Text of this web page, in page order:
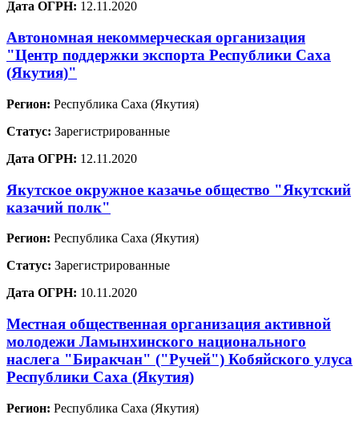
Дата ОГРН: 12.11.2020
Автономная некоммерческая организация
"Центр поддержки экспорта Республики Саха
(Якутия)"
Регион: Республика Саха (Якутия)
Статус: Зарегистрированные
Дата ОГРН: 12.11.2020
Якутское окружное казачье общество "Якутский
казачий полк"
Регион: Республика Саха (Якутия)
Статус: Зарегистрированные
Дата ОГРН: 10.11.2020
Местная общественная организация активной
молодежи Ламынхинского национального
наслега "Биракчан" ("Ручей") Кобяйского улуса
Республики Саха (Якутия)
Регион: Республика Саха (Якутия)